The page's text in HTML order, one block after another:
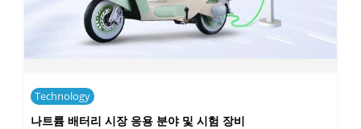
Technology
나트륨 배터리 시장 응용 분야 및 시험 장비